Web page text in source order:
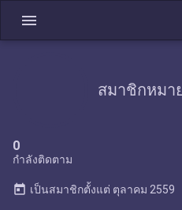
menu
สมาชิกหมา
0
กำลังติดตาม
today เป็นสมาชิกตั้งแต่ ตุลาคม 2559